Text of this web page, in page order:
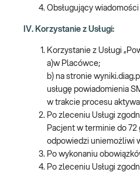
Obsługujący wiadomości
IV. Korzystanie z Usługi:
Korzystanie z Usługi
a)w Placówce;
b) na stronie
usługę powiadomienia
w trakcie procesu
Po zleceniu Usługi
Pacjent w terminie do
odpowiedzi uniemożliwi
Po wykonaniu
Po zleceniu Usługi